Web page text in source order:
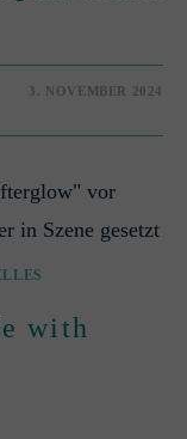
3. NOVEMBER 2024
with